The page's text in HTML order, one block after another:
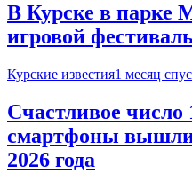
В Курске в парке
игровой фестиваль
Курские известия1 месяц
Счастливое число
смартфоны
2026 года